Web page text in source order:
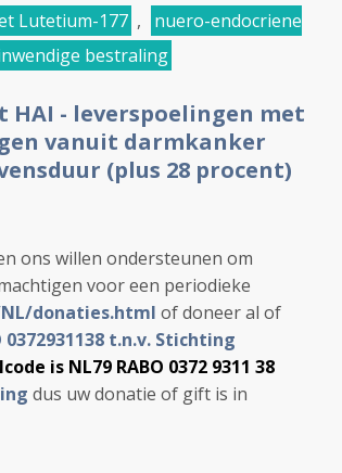
Lutetium-177 ,
nuero-endocriene
bestraling
HAI - leverspoelingen met
vanuit darmkanker
(plus 28 procent)
ons willen ondersteunen om
voor een periodieke
donaties.html of doneer al of
t.n.v. Stichting
is NL79 RABO 0372 9311 38
dus uw donatie of gift is in